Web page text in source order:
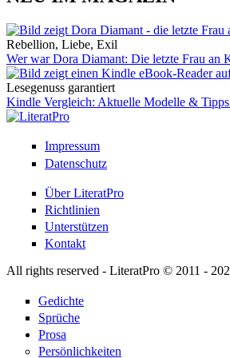
Rebellion, Liebe, Exil
Wer war Dora Diamant: Die letzte Frau an
Lesegenuss garantiert
Kindle Vergleich: Aktuelle Modelle &
Impressum
Datenschutz
Über LiteratPro
Richtlinien
Unterstützen
Kontakt
All rights reserved - LiteratPro © 2011 -
Gedichte
Sprüche
Prosa
Persönlichkeiten